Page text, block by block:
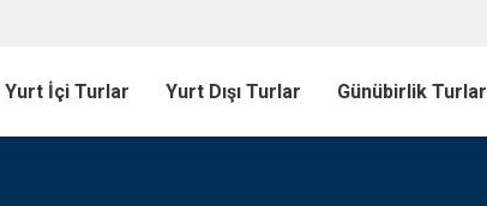
Yurt İçi Turlar Yurt Dışı Turlar Günübirlik Turlar